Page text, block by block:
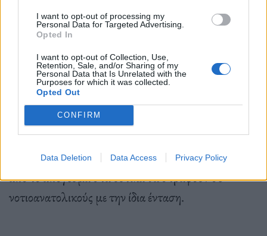
I want to opt-out of processing my
Personal Data for Targeted Advertising.
Opted In
I want to opt-out of Collection, Use,
Retention, Sale, and/or Sharing of my
Personal Data that Is Unrelated with the
Purposes for which it was collected.
Opted Out
CONFIRM
Data Deletion Data Access Privacy Policy
δυτικά οι νεφώσεις βαθμιαία θα αυξηθούν, από το
απόγευμα θα σημειωθούν βροχές και από τη νύχτα
φαινόμενα στη διάρκεια της νύχτας θα επεκταθούν
ανατολικότερα.
Οι άνεμοι θα πνέουν βορειοανατολικοί 3 με 5 και
τοπικά το πρωί στα ανατολικά έως 6 μποφόρ, ενώ
από το απόγευμα στα δυτικά θα στραφούν σε
νοτιοανατολικούς με την ίδια ένταση.